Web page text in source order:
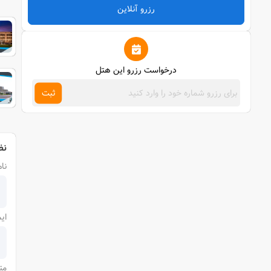
رزرو آنلاین
درخواست رزرو این هتل
ثبت